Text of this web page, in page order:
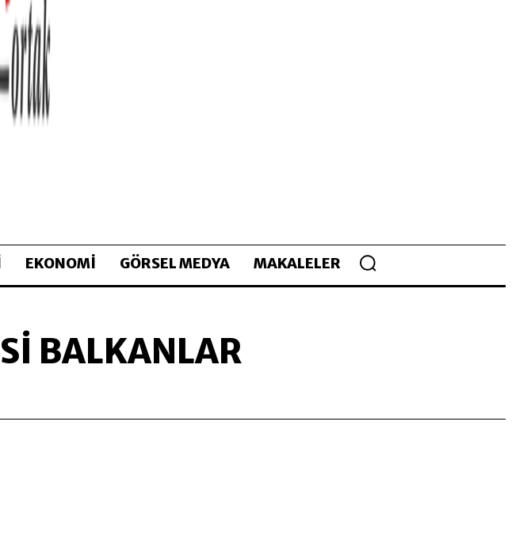
EKONOMİ GÖRSEL MEDYA MAKALELER
BALKANLAR